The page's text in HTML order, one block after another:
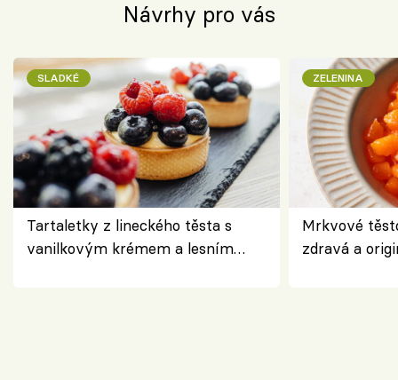
Návrhy pro vás
SLADKÉ
Tartaletky z lineckého těsta s
vanilkovým krémem a lesním
ZELENINA
Mrkvové
zdravá a